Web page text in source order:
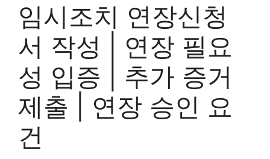
임시조치 연장신청
서 작성 | 연장 필요
성 입증 | 추가 증거
제출 | 연장 승인 요
건